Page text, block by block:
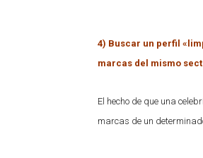
4) Buscar un perfil
marcas del mismo
El hecho de que una
marcas de un